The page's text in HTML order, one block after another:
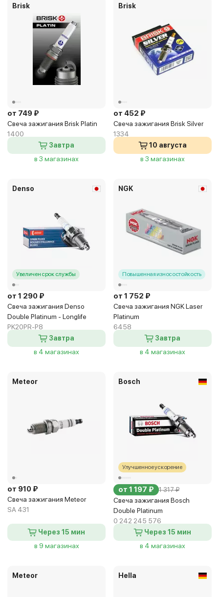
Brisk
от 749 ₽
Свеча зажигания Brisk Platin
1400
Завтра
в 3 магазинах
Brisk
от 452 ₽
Свеча зажигания Brisk Silver
1334
10 августа
в 3 магазинах
Denso
Увеличен срок службы
от 1 290 ₽
Свеча зажигания Denso
Double Platinum - Longlife
PK20PR-P8
Завтра
в 4 магазинах
NGK
Повышенная износостойкость
от 1 752 ₽
Свеча зажигания NGK Laser
Platinum
6458
Завтра
в 4 магазинах
Meteor
от 910 ₽
Свеча зажигания Meteor
SA 431
Через 15 мин
в 9 магазинах
Bosch
Улучшенное ускорение
от 1 197 ₽ 1 317 ₽
Свеча зажигания Bosch
Double Platinum
0 242 245 576
Через 15 мин
в 4 магазинах
Meteor Hella